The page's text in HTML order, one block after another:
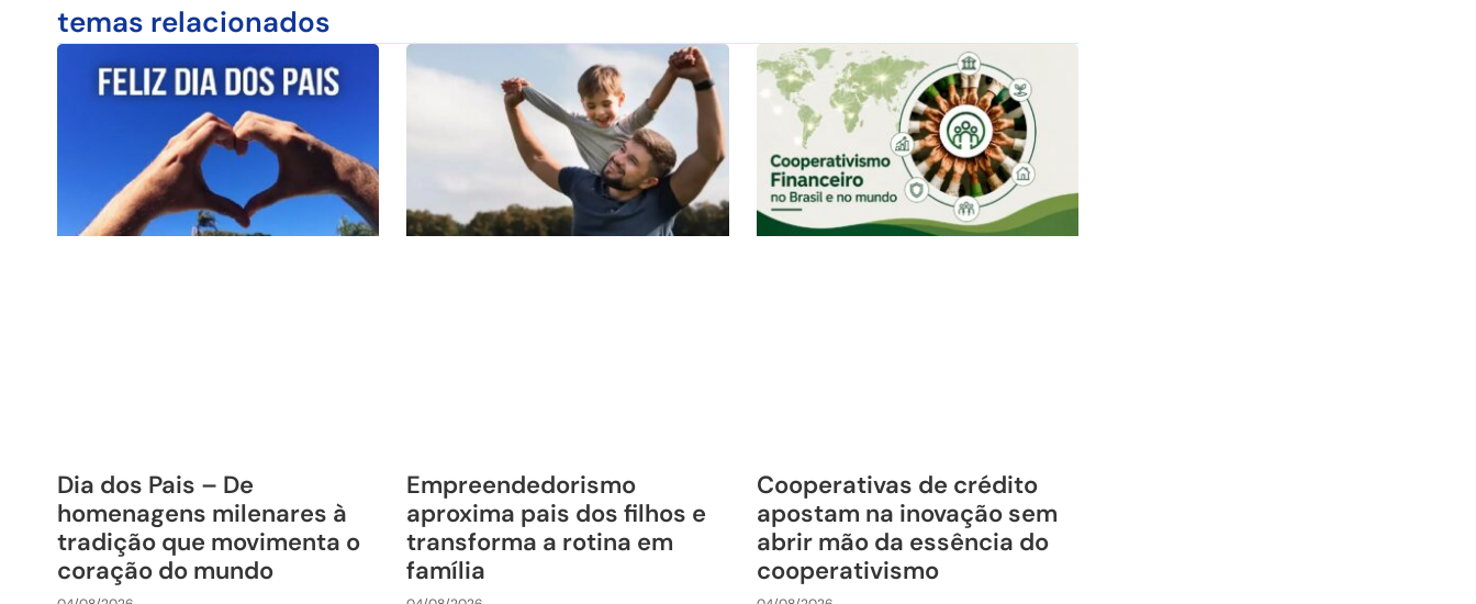
temas relacionados
Dia dos Pais – De
homenagens milenares à
tradição que movimenta o
coração do mundo
Empreendedorismo
aproxima pais dos filhos e
transforma a rotina em
família
Cooperativas de crédito
apostam na inovação sem
abrir mão da essência do
cooperativismo